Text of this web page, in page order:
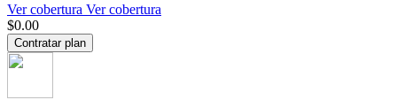
Ver cobertura Ver cobertura
$0.00
Contratar plan